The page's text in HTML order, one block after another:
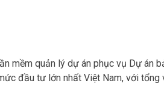
mềm quản lý dự án phục vụ Dự án
đầu tư lớn nhất Việt Nam, với